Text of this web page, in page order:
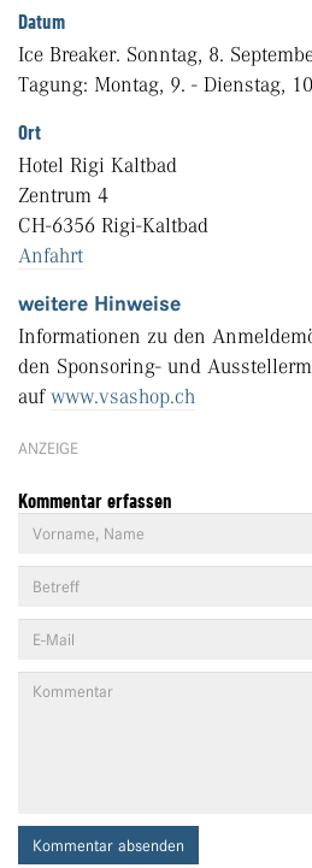
Datum
Ice Breaker. Sonntag, 8.
Tagung: Montag, 9. - Dienstag,
Ort
Hotel Rigi Kaltbad
Zentrum 4
CH-6356 Rigi-Kaltbad
Anfahrt
weitere Hinweise
Informationen zu den
den Sponsoring- und
auf www.vsashop.ch
ANZEIGE
Kommentar erfassen
Kommentar absenden